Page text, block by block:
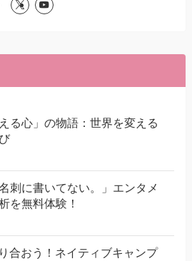
る心」の物語：世界を変える
刺に書いてない。」エンタメ
を無料体験！
合おう！ネイティブキャンプ